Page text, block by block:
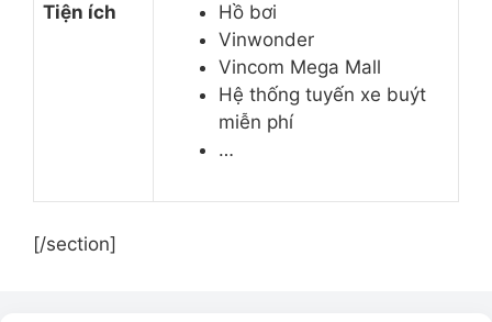
Tiện ích
Hồ bơi
Vinwonder
Vincom Mega Mall
Hệ thống tuyến xe buýt
miễn phí
…
[/section]